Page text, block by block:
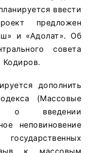
ввести
предложен
и «Адолат». Об
совета
дополнить
(Массовые
о введении
неповиновение
к массовым